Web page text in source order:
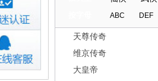
今日 10:00点
今日 10:00点
今日 10:00点
今日 10:00点
ABC DEF
天尊传奇
维京传奇
大皇帝